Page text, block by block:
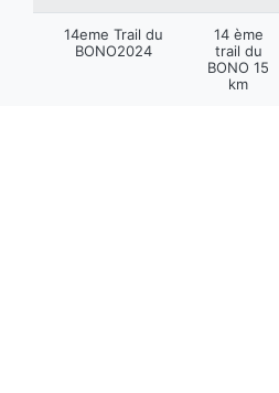
14eme Trail du
BONO2024
14 ème
trail du
BONO 15
km